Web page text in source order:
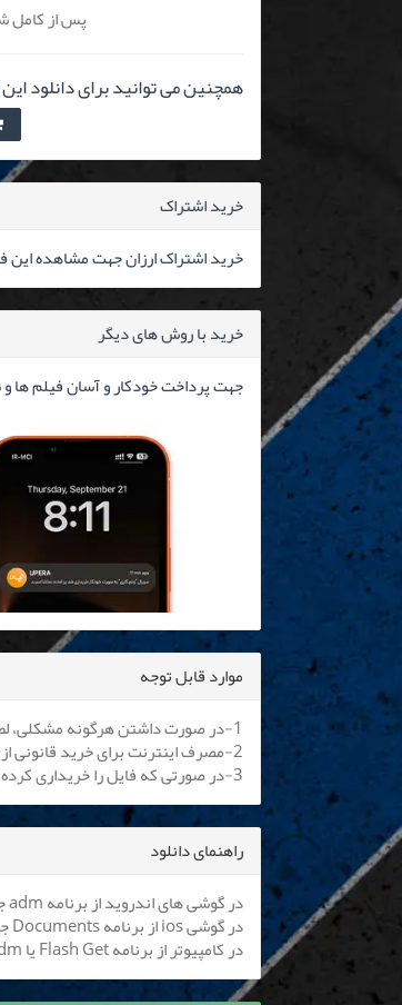
پس از کامل
همچنین می توانید برای دانلود
خرید اشتراک
خرید اشتراک ارزان جهت مشاهده این فیلم به
خرید با روش های دیگر
جهت پرداخت خودکار و آسان فیلم ها
موارد قابل توجه
1-در صورت داشتن هرگونه مشکلی، لطفا با پشتیبانی آنلاین یا
2-مصرف اینترنت برای خرید قانونی از سرورهای IR نیم بها می باشد. کلیه اپراتورها موظف به اعمال هستند.
3-در صورتی که فایل را خریداری کرده اید لطفا ابتدا وارد سایت شوید تا بتوانید فایل را دانلود نمایید
راهنمای دانلود
در گوشی های اندروید از برنامه adm جهت دانلود فیلم استفاده کنید (
در گوشی ios از برنامه Documents جهت دانلود فیلم استفاده کنید (
در کامپیوتر از برنامه Flash Get یا idm جهت دانلود فیلم استفاده نمایید